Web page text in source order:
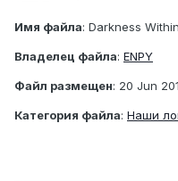
Имя файла: Darkness
Владелец файла: ENPY
Файл размещен: 20 Jun
Категория файла: Наши